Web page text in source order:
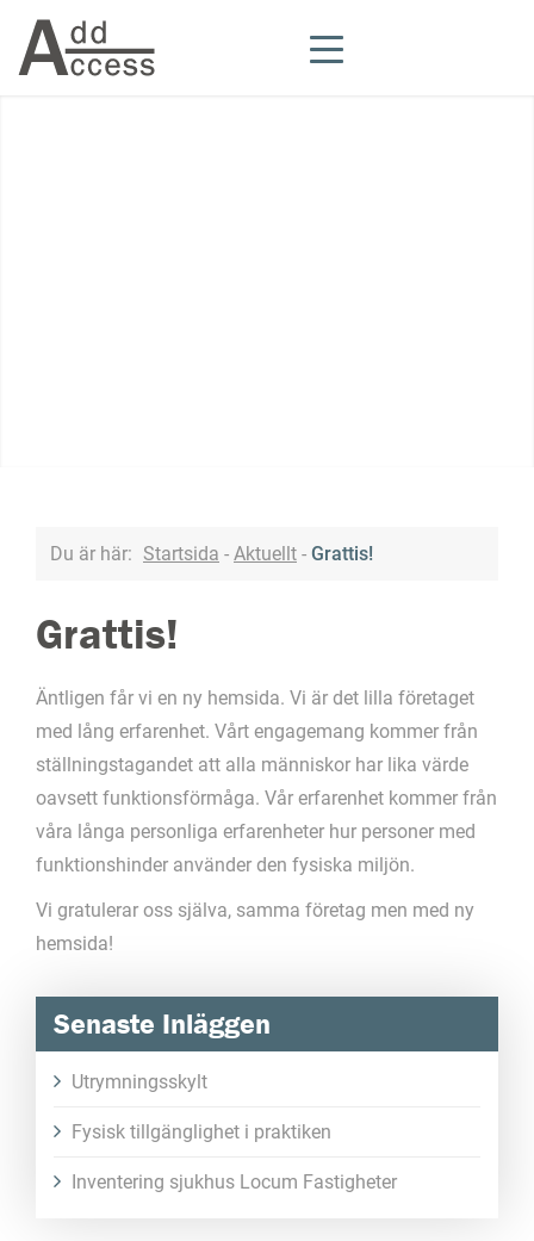
Du är här: Startsida - Aktuellt - Grattis!
Grattis!
Äntligen får vi en ny hemsida. Vi är det lilla företaget
med lång erfarenhet. Vårt engagemang kommer från
ställningstagandet att alla människor har lika värde
oavsett funktionsförmåga. Vår erfarenhet kommer från
våra långa personliga erfarenheter hur personer med
funktionshinder använder den fysiska miljön.
Vi gratulerar oss själva, samma företag men med ny
hemsida!
Senaste Inläggen
Utrymningsskylt
Fysisk tillgänglighet i praktiken
Inventering sjukhus Locum Fastigheter